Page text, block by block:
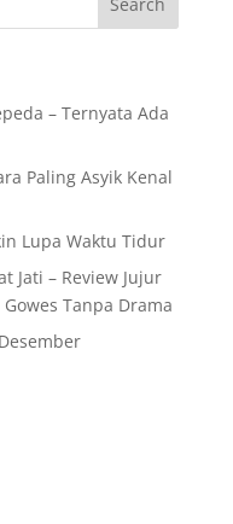
– Ternyata Ada
Paling Asyik Kenal
Lupa Waktu Tidur
Jati – Review Jujur
Tanpa Drama